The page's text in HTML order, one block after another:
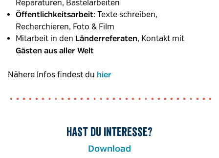
Reparaturen, Bastelarbeiten
Öffentlichkeitsarbeit: Texte schreiben,
Recherchieren, Foto & Film
Mitarbeit in den Länderreferaten, Kontakt mit
Gästen aus aller Welt
Nähere Infos findest du hier
Hast du Interesse?
Download